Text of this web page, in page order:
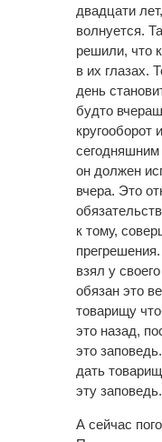
двадцати
волнуется.
решили, что
в их глазах.
день
будто
кругооборот
он должен
вчера. Это
к тому,
взял у
обязан это
товарищу
это назад,
это
дать
эту заповедь.
А сейчас